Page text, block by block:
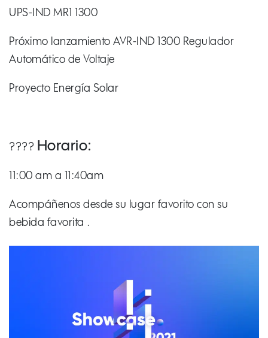
UPS-IND MR1 1300
Próximo lanzamiento AVR-IND 1300 Regulador
Automático de Voltaje
Proyecto Energía Solar
???? Horario:
11:00 am a 11:40am
Acompáñenos desde su lugar favorito con su
bebida favorita .